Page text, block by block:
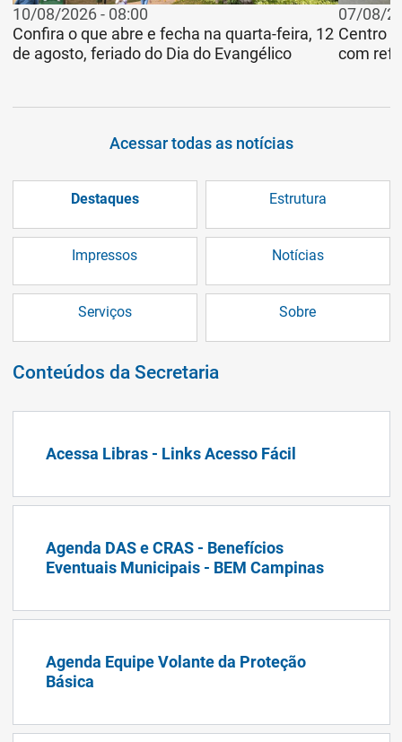
10/08/2026 - 08:00
Confira o que abre e fecha na quarta-feira, 12
de agosto, feriado do Dia do Evangélico
07/08/
Centro
com
Acessar todas as notícias
Destaques Estrutura
Impressos Notícias
Serviços Sobre
Conteúdos da Secretaria
Acessa Libras - Links Acesso Fácil
Agenda DAS e CRAS - Benefícios
Eventuais Municipais - BEM Campinas
Agenda Equipe Volante da Proteção
Básica